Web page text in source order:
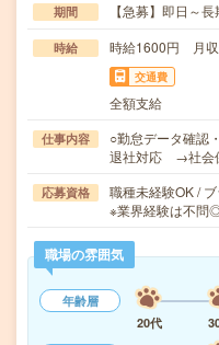
期間 【急募】即日～
時給 時給1600円 月
交通費
全額支給
仕事内容
○勤怠データ確認
退社対応 →社会
応募資格
職種未経験OK /
※業界経験は不問
職場の雰囲気
年齢層
20代